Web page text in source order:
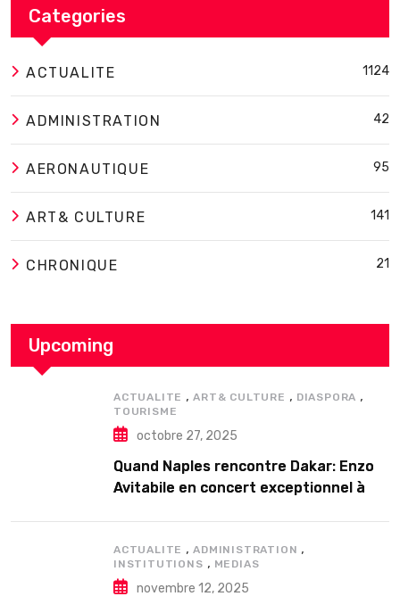
Categories
ACTUALITE 1124
ADMINISTRATION 42
AERONAUTIQUE 95
ART& CULTURE 141
CHRONIQUE 21
Upcoming
ACTUALITE ,ART& CULTURE , DIASPORA ,
TOURISME
octobre 27, 2025
Quand Naples rencontre Dakar: Enzo
Avitabile en concert exceptionnel à
ACTUALITE ,ADMINISTRATION ,
INSTITUTIONS , MEDIAS
novembre 12, 2025